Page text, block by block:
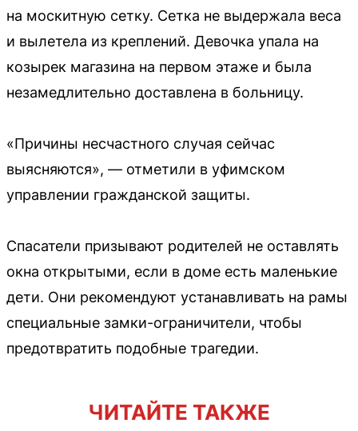
на москитную сетку. Сетка не выдержала веса
и вылетела из креплений. Девочка упала на
козырек магазина на первом этаже и была
незамедлительно доставлена в больницу.
«Причины несчастного случая сейчас
выясняются», — отметили в уфимском
управлении гражданской защиты.
Спасатели призывают родителей не оставлять
окна открытыми, если в доме есть маленькие
дети. Они рекомендуют устанавливать на рамы
специальные замки-ограничители, чтобы
предотвратить подобные трагедии.
ЧИТАЙТЕ ТАКЖЕ